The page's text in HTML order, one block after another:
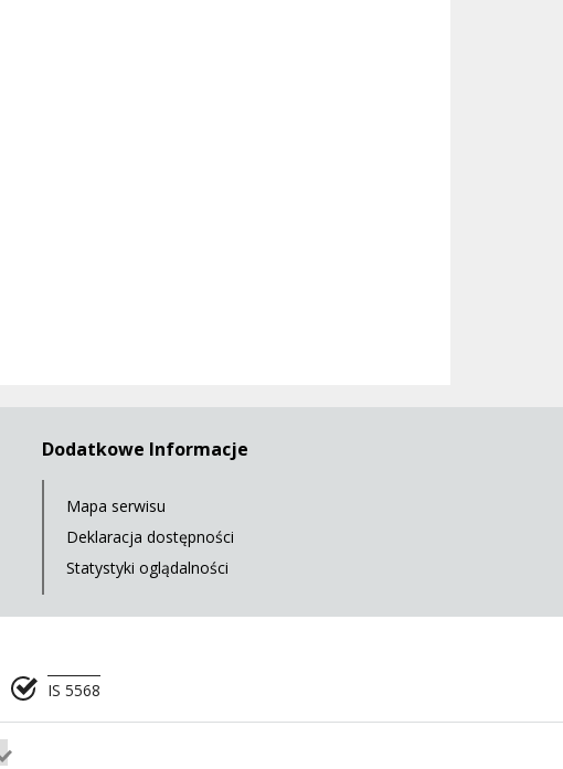
Dodatkowe Informacje
Mapa serwisu
Deklaracja dostępności
Statystyki oglądalności
IS 5568